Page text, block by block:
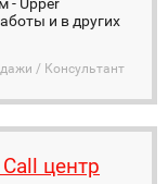
и в других
/ Консультант
центр